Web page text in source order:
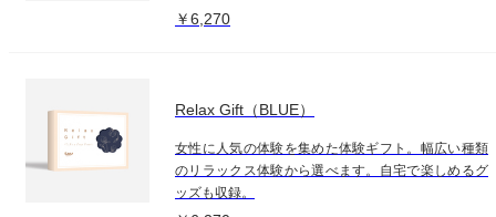
￥6,270
Relax Gift（BLUE）
女性に人気の体験を集めた体験ギフト。幅広い種類
のリラックス体験から選べます。自宅で楽しめるグ
ッズも収録。